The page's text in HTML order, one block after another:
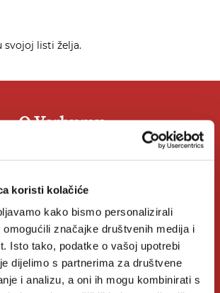
koristi kolačiće
kako bismo personalizirali
značajke društvenih medija i
Isto tako, podatke o vašoj upotrebi
dijelimo s partnerima za društvene
i analizu, a oni ih mogu kombinirati s
svojoj listi želja.
O Verbumu
Kontakt
Knjižare Verbum
Klub Verbum